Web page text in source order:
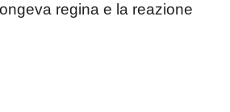
regina e la reazione